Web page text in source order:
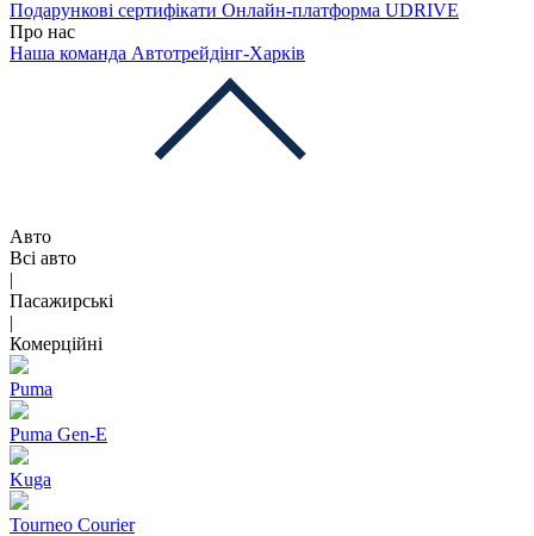
Подарункові сертифікати Онлайн-платформа UDRIVE
Про нас
Наша команда Автотрейдінг-Харків
Авто
Всі авто
|
Пасажирські
|
Комерційні
Puma
Puma Gen‑E
Kuga
Tourneo Courier